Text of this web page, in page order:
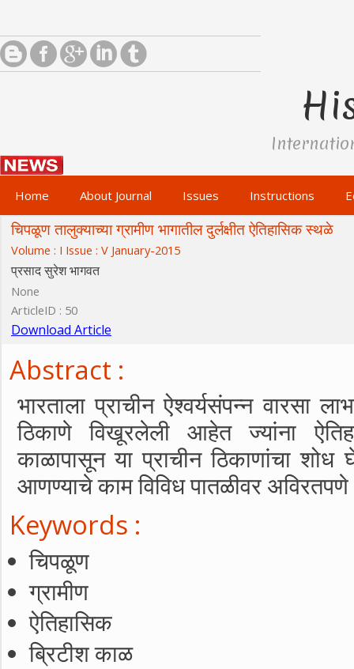
Home About Journal Issues Instructions
चिपळूण तालुक्याच्या ग्रामीण भागातील दुर्लक्षीत ऐतिहासिक स्थळे
Volume : I Issue : V January-2015
प्रसाद सुरेश भागवत
None
ArticleID : 50
Download Article
Abstract :
भारताला प्राचीन ऐश्वर्यसंपन्न
ठिकाणे विखूरलेली आहेत ज्यांना
काळापासून या प्राचीन ठिकाणांचा शोध
आणण्याचे काम विविध पातळीवर
Keywords :
चिपळूण
ग्रामीण
ऐतिहासिक
ब्रिटीश काळ